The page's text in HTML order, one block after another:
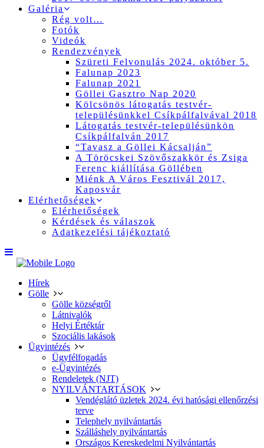
Galéria
Rég volt…
Fotók
Videók
Rendezvények
Szüreti Felvonulás 2024. október 5.
Falunap 2023
Falunap 2021
Göllei Gasztro Nap 2020
Kölcsönös látogatás testvér-
településünkkel Csíkpálfalvával 2018
Látogatás testvér-településünkön
Csíkpálfalván 2017
“Tavasz a Göllei Kácsalján”
A Töröcskei Szövőszakkör és Zsiga
Ferenc kiállítása Göllében
Miénk A Város Fesztivál 2017,
Kaposvár
Elérhetőségek
Elérhetőségek
Kérdések és válaszok
Adatkezelési tájékoztató
Hírek
Gölle
Gölle községről
Látnivalók
Helyi Értéktár
Szociális lakások
Ügyintézés
Ügyfélfogadás
e-Ügyintézés
Rendeletek (NJT)
NYILVÁNTARTÁSOK
Vendéglátó üzletek 2024. évi hatósági ellenőrzési
terve
Telephely nyilvántartás
Szálláshely nyilvántartás
Országos Kereskedelmi Nyilvántartás